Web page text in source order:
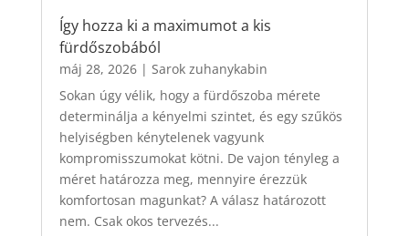
Így hozza ki a maximumot a kis
fürdőszobából
máj 28, 2026| Sarok zuhanykabin
Sokan úgy vélik, hogy a fürdőszoba mérete
determinálja a kényelmi szintet, és egy szűkös
helyiségben kénytelenek vagyunk
kompromisszumokat kötni. De vajon tényleg a
méret határozza meg, mennyire érezzük
komfortosan magunkat? A válasz határozott
nem. Csak okos tervezés...